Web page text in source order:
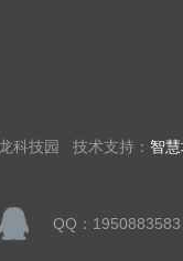
科技园 技术支持： 智
QQ：1950883583